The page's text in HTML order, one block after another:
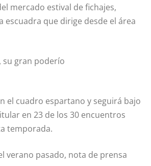
mercado estival de fichajes,
escuadra que dirige desde el área
su gran poderío
el cuadro espartano y seguirá bajo
en 23 de los 30 encuentros
temporada.
verano pasado, nota de prensa